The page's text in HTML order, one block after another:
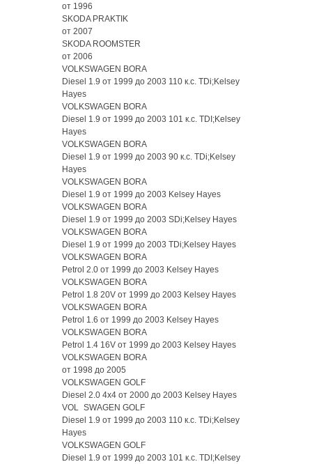
от 1996
SKODA PRAKTIK
от 2007
SKODA ROOMSTER
от 2006
VOLKSWAGEN BORA
Diesel 1.9 от 1999 до 2003 110 к.с. TDi;Kelsey
Hayes
VOLKSWAGEN BORA
Diesel 1.9 от 1999 до 2003 101 к.с. TDI;Kelsey
Hayes
VOLKSWAGEN BORA
Diesel 1.9 от 1999 до 2003 90 к.с. TDi;Kelsey
Hayes
VOLKSWAGEN BORA
Diesel 1.9 от 1999 до 2003 Kelsey Hayes
VOLKSWAGEN BORA
Diesel 1.9 от 1999 до 2003 SDi;Kelsey Hayes
VOLKSWAGEN BORA
Diesel 1.9 от 1999 до 2003 TDi;Kelsey Hayes
VOLKSWAGEN BORA
Petrol 2.0 от 1999 до 2003 Kelsey Hayes
VOLKSWAGEN BORA
Petrol 1.8 20V от 1999 до 2003 Kelsey Hayes
VOLKSWAGEN BORA
Petrol 1.6 от 1999 до 2003 Kelsey Hayes
VOLKSWAGEN BORA
Petrol 1.4 16V от 1999 до 2003 Kelsey Hayes
VOLKSWAGEN BORA
от 1998 до 2005
VOLKSWAGEN GOLF
Diesel 2.0 4x4 от 2000 до 2003 Kelsey Hayes
VOL SWAGEN GOLF
Diesel 1.9 от 1999 до 2003 110 к.с. TDi;Kelsey
Hayes
VOLKSWAGEN GOLF
Diesel 1.9 от 1999 до 2003 101 к.с. TDI;Kelsey